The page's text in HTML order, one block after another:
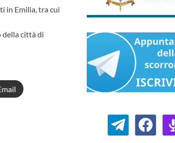
in Emilia, tra cui
della città di